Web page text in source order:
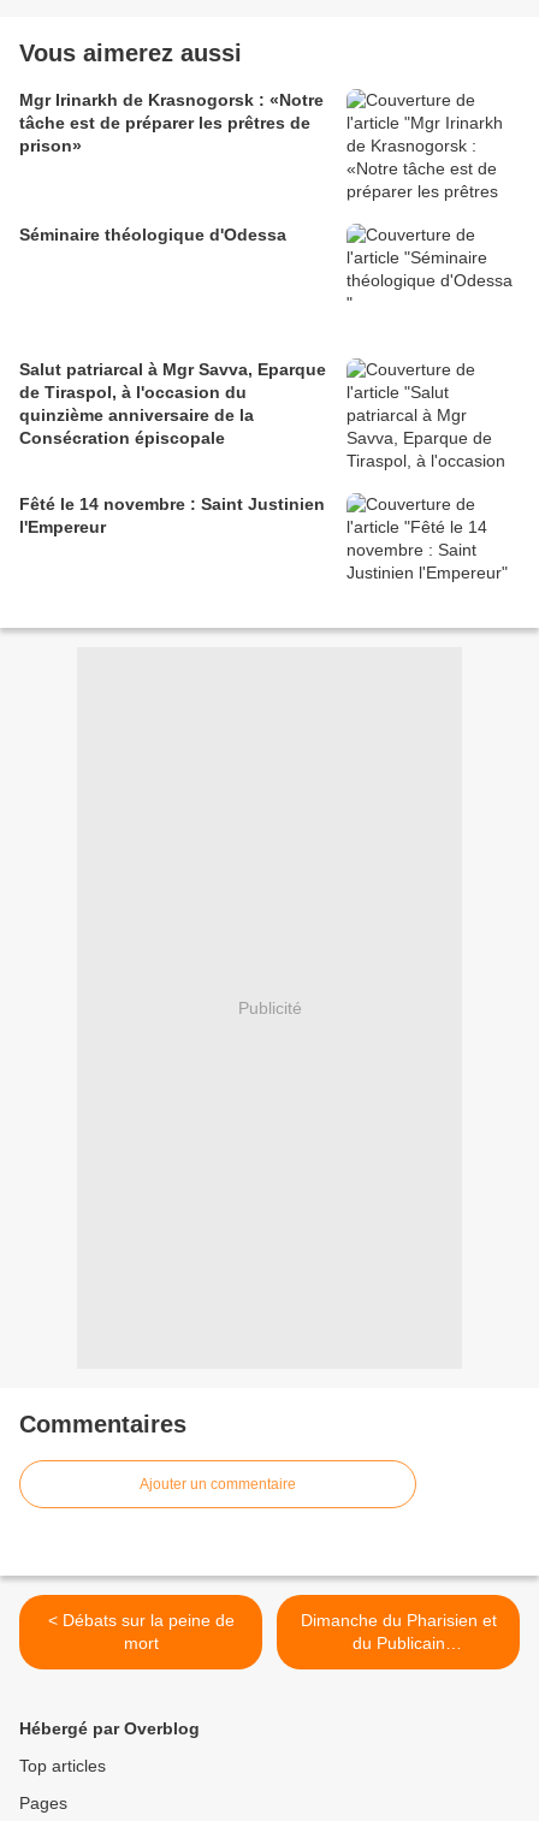
Vous aimerez aussi
Mgr Irinarkh de Krasnogorsk : «Notre
tâche est de préparer les prêtres de
prison»
Séminaire théologique d'Odessa
Salut patriarcal à Mgr Savva, Eparque
de Tiraspol, à l'occasion du
quinzième anniversaire de la
Consécration épiscopale
Fêté le 14 novembre : Saint Justinien
l'Empereur
Publicité
Commentaires
Ajouter un commentaire
< Débats sur la peine de
mort
Dimanche du Pharisien et
du Publicain
Commencement du
Hébergé par Overblog
Top articles
Pages